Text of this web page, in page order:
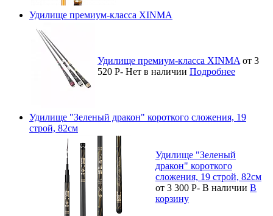
Удилище премиум-класса XINMA
Удилище премиум-класса XINMA от 3
520 Р- Нет в наличии Подробнее
Удилище "Зеленый дракон" короткого сложения, 19
строй, 82см
Удилище "Зеленый
дракон" короткого
сложения, 19 строй, 82см
от 3 300 Р- В наличии В
корзину